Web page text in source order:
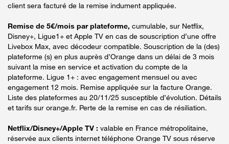
client sera facturé de la remise indument appliquée.
Remise de 5€/mois par plateforme, cumulable, sur Netflix,
Disney+, Ligue1+ et Apple TV en cas de souscription d’une offre
Livebox Max, avec décodeur compatible. Souscription de la (des)
plateforme (s) en plus auprès d’Orange dans un délai de 3 mois
suivant la mise en service et activation du compte de la
plateforme. Ligue 1+ : avec engagement mensuel ou avec
engagement 12 mois. Remise appliquée sur la facture Orange.
Liste des plateformes au 20/11/25 susceptible d’évolution. Détails
et tarifs sur orange.fr. Perte de la remise en cas de résiliation.
Netflix/Disney+/Apple TV : valable en France métropolitaine,
réservée aux clients internet téléphone Orange TV sous réserve